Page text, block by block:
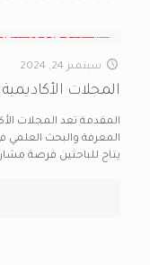
سبتمبر 24, 2024
المجلات
المقدمة تعد المجلات
المعرفة والبحث
يتاح للباحثين فرصة